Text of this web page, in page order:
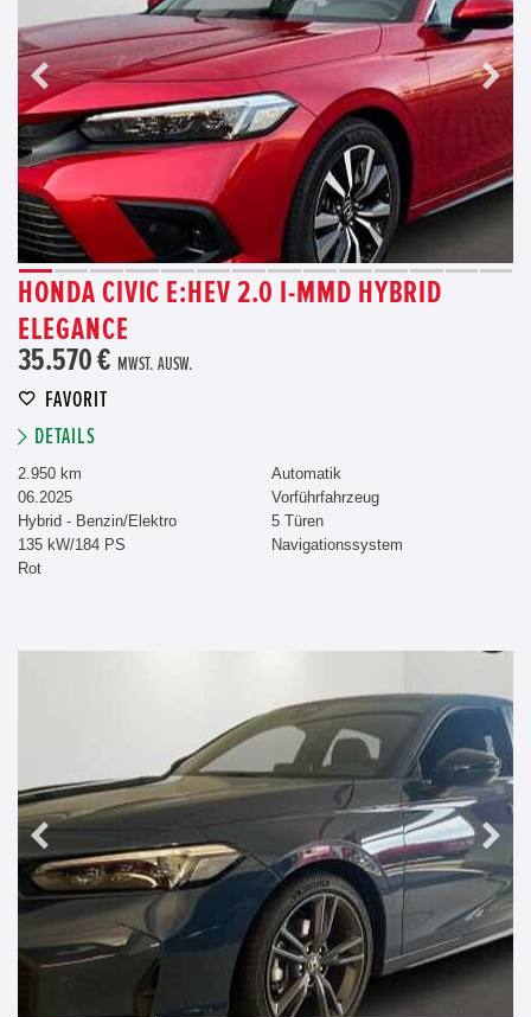
HONDA CIVIC E:HEV 2.0 I-MMD HYBRID
ELEGANCE
35.570 € MWST. AUSW.
FAVORIT
DETAILS
2.950 km
06.2025
Hybrid - Benzin/Elektro
135 kW/184 PS
Rot
Automatik
Vorführfahrzeug
5 Türen
Navigationssystem